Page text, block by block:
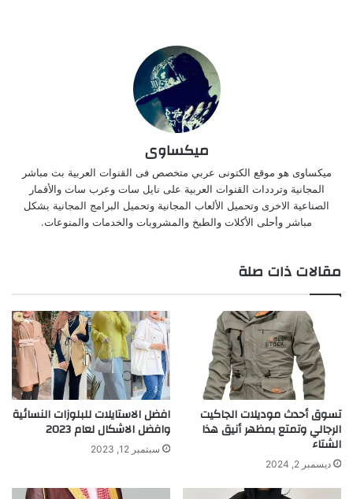
ميكساوى
ميكساوى هو موقع الكتونى عربي متخصص فى القنوات العربية بث مباشر
المجانية وترددات القنوات العربية على نايل سات وعرب سات والأقمار
الصناعية الاخرى وتحميل الألعاب المجانية وتحميل البرامج المجانية بشكل
مباشر وأحلى الأكلات والطبخ والمشروبات والخدمات والمنوعات.
مقالات ذات صلة
تسوق أحدث موديلات الجاكيت
الرجالي وتمتع بمظهر أنيق هذا
الشتاء
ديسمبر 2, 2024
افضل الاستايلات للبلوزات النسائية
وافضل الاشكال لعام 2023
سبتمبر 12, 2023